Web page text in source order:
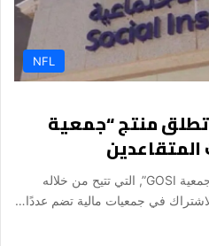
NFL
تطلق منتج “جمعية
أطلقت التأمينات الاجتماعية منتج “جمعية GOSI”, التي تتيح من خلاله
في جمعيات مالية تضم عددًا…